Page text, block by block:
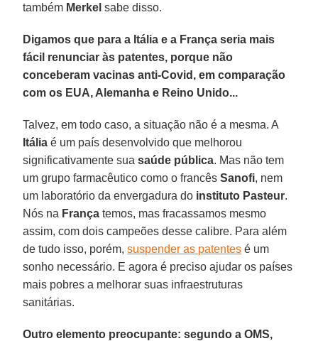
também Merkel sabe disso.
Digamos que para a Itália e a França seria mais
fácil renunciar às patentes, porque não
conceberam vacinas anti-Covid, em comparação
com os EUA, Alemanha e Reino Unido...
Talvez, em todo caso, a situação não é a mesma. A
Itália é um país desenvolvido que melhorou
significativamente suasaúde pública. Mas não tem
um grupo farmacêutico como o francêsSanofi, nem
um laboratório da envergadura do instituto Pasteur.
Nós na França temos, mas fracassamos mesmo
assim, com dois campeões desse calibre. Para além
de tudo isso, porém,suspender as patentes é um
sonho necessário. E agora é preciso ajudar os países
mais pobres a melhorar suas infraestruturas
sanitárias.
Outro elemento preocupante: segundo a OMS,